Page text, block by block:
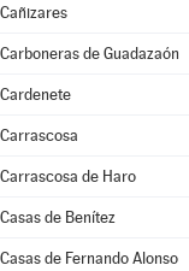
Cañizares
Carboneras de Guadazaón
Cardenete
Carrascosa
Carrascosa de Haro
Casas de Benítez
Casas de Fernando Alonso